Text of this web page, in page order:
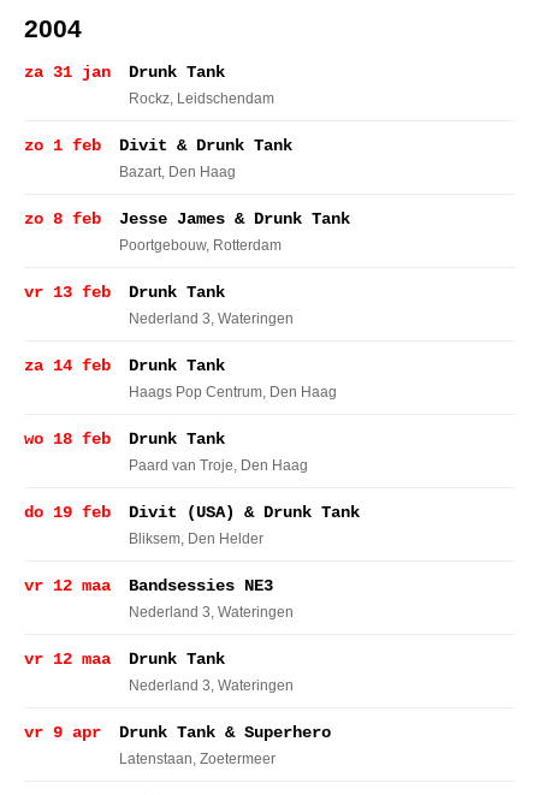
2004
za 31 jan Drunk Tank
Rockz, Leidschendam
zo 1 feb Divit & Drunk Tank
Bazart, Den Haag
zo 8 feb Jesse James & Drunk Tank
Poortgebouw, Rotterdam
vr 13 feb Drunk Tank
Nederland 3, Wateringen
za 14 feb Drunk Tank
Haags Pop Centrum, Den Haag
wo 18 feb Drunk Tank
Paard van Troje, Den Haag
do 19 feb Divit (USA) & Drunk Tank
Bliksem, Den Helder
vr 12 maa Bandsessies NE3
Nederland 3, Wateringen
vr 12 maa Drunk Tank
Nederland 3, Wateringen
vr 9 apr Drunk Tank & Superhero
Latenstaan, Zoetermeer